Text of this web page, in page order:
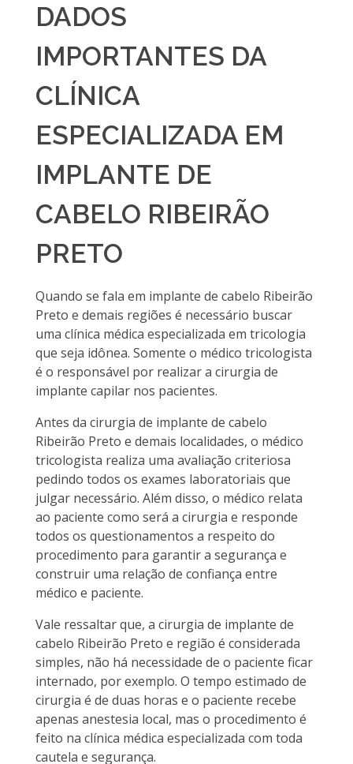
DADOS
IMPORTANTES DA
CLÍNICA
ESPECIALIZADA EM
IMPLANTE DE
CABELO RIBEIRÃO
PRETO
Quando se fala em implante de cabelo Ribeirão
Preto e demais regiões é necessário buscar
uma clínica médica especializada em tricologia
que seja idônea. Somente o médico tricologista
é o responsável por realizar a cirurgia de
implante capilar nos pacientes.
Antes da cirurgia de implante de cabelo
Ribeirão Preto e demais localidades, o médico
tricologista realiza uma avaliação criteriosa
pedindo todos os exames laboratoriais que
julgar necessário. Além disso, o médico relata
ao paciente como será a cirurgia e responde
todos os questionamentos a respeito do
procedimento para garantir a segurança e
construir uma relação de confiança entre
médico e paciente.
Vale ressaltar que, a cirurgia de implante de
cabelo Ribeirão Preto e região é considerada
simples, não há necessidade de o paciente ficar
internado, por exemplo. O tempo estimado de
cirurgia é de duas horas e o paciente recebe
apenas anestesia local, mas o procedimento é
feito na clínica médica especializada com toda
cautela e segurança.